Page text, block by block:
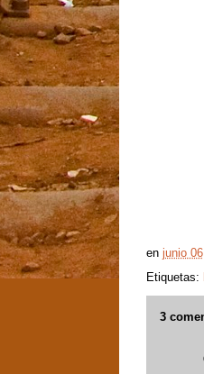
en junio
Etiquetas:
3